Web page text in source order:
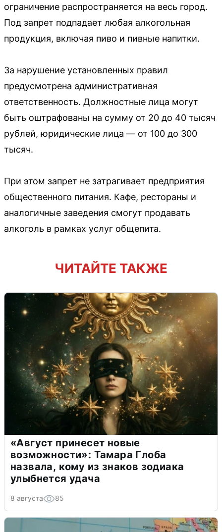
ограничение распространяется на весь город.
Под запрет подпадает любая алкогольная
продукция, включая пиво и пивные напитки.
За нарушение установленных правил
предусмотрена административная
ответственность. Должностные лица могут
быть оштрафованы на сумму от 20 до 40 тысяч
рублей, юридические лица — от 100 до 300
тысяч.
При этом запрет не затрагивает предприятия
общественного питания. Кафе, рестораны и
аналогичные заведения смогут продавать
алкоголь в рамках услуг общепита.
ЧИТАЙТЕ ТАКЖЕ
«Август принесет новые
возможности»: Тамара Глоба
назвала, кому из знаков зодиака
улыбнется удача
8 августа 85